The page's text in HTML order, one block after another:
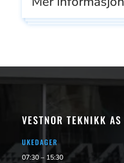
VESTNOR TEKNIKK AS
UKEDAGER
07:30 – 15:30